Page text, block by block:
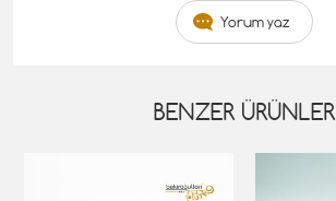
Yorum yaz
BENZER ÜRÜNLER